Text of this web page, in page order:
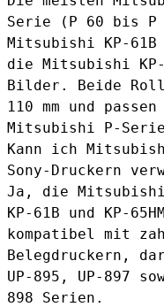
Serie (P 60 bis P
Mitsubishi KP-61B
die Mitsubishi KP-
Bilder. Beide
110 mm und
Mitsubishi P-
Kann ich
Sony-Druckern
Ja, die Mitsubishi
KP-61B und KP-
kompatibel mit
Belegdruckern,
UP-895, UP-897
898 Serien.